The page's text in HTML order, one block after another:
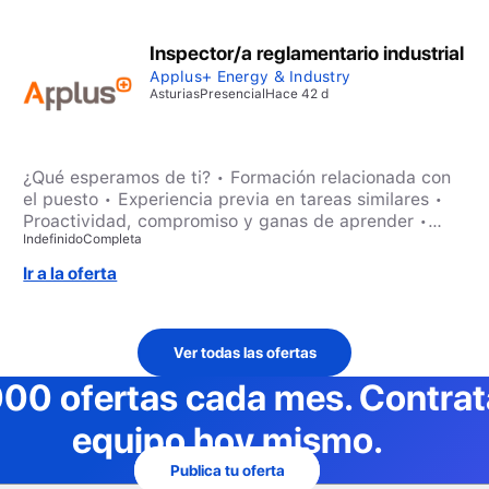
Inspector/a reglamentario industrial
Applus+ Energy & Industry
AsturiasPresencialHace 42 d
¿Qué esperamos de ti? • Formación relacionada con
el puesto • Experiencia previa en tareas similares •
Proactividad, compromiso y ganas de aprender •
Buenas habilidades de trabajo en equipo y autonomía
• Capacidad de adaptación y orientación a
resultados
IndefinidoCompleta
Ir a la oferta
Ver todas las ofertas
ofertas cada mes.
equipo hoy mismo.
Publica tu oferta